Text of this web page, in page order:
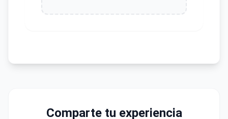
Comparte tu experiencia